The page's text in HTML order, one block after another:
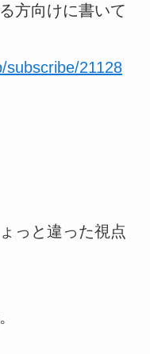
方向けに書いて
subscribe/21128
っと違った視点